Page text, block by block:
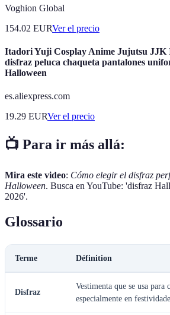
Voghion Global
154.02 EURVer el precio
Itadori Yuji Cosplay Anime Jujutsu
disfraz peluca chaqueta pantalones
Halloween
es.aliexpress.com
19.29 EURVer el precio
📺 Para ir más allá:
Mira este video: Cómo elegir el disfraz
Halloween. Busca en YouTube: 'disfraz
2026'.
Glossario
Terme Définition
Disfraz
Vestimenta que se usa para
especialmente en